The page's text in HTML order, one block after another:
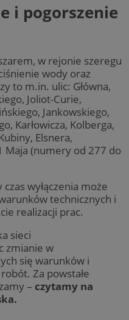
i pogorszenie
w rejonie szeregu
wody oraz
to m.in. ulic: Główna,
Joliot-Curie,
Jankowskiego,
Karłowicza, Kolberga,
Elsnera,
Maja (numery od 277 do
wyłączenia może
technicznych i
realizacji prac.
sieci
zmianie w
się warunków i
Za powstałe
– czytamy na